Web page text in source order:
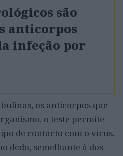
são
anticorpos
infeção por
os anticorpos que
o teste permite
de contacto com o vírus.
dedo, semelhante à dos